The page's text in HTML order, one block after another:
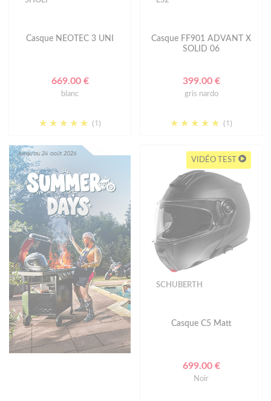
Casque NEOTEC 3 UNI
669.00 €
blanc
(1)
Casque FF901 ADVANT X
SOLID 06
399.00 €
gris nardo
(1)
VIDÉO TEST
SCHUBERTH
Casque C5 Matt
699.00 €
Noir